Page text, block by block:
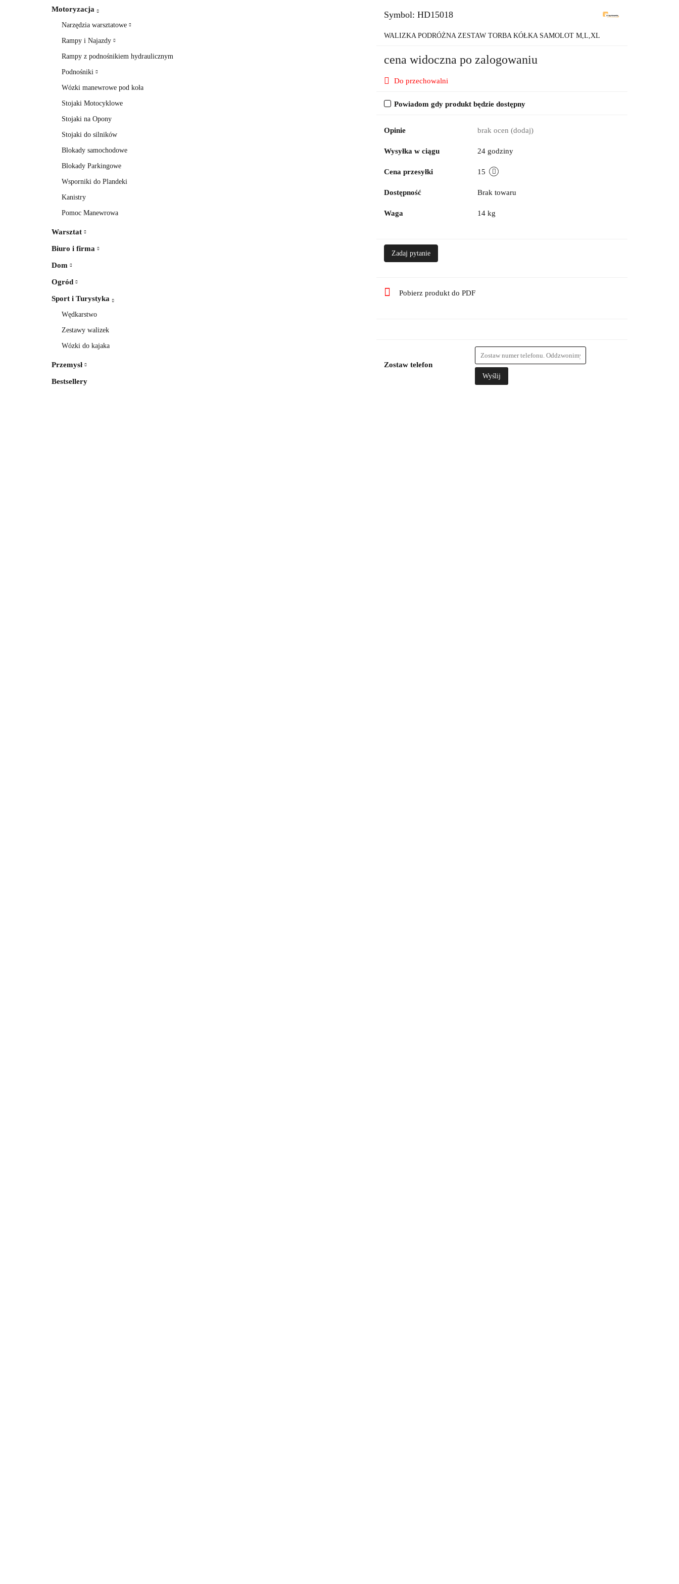
Motoryzacja
Narzędzia warsztatowe
Rampy i Najazdy
Rampy z podnośnikiem hydraulicznym
Podnośniki
Wózki manewrowe pod koła
Stojaki Motocyklowe
Stojaki na Opony
Stojaki do silników
Blokady samochodowe
Blokady Parkingowe
Wsporniki do Plandeki
Kanistry
Pomoc Manewrowa
Warsztat
Biuro i firma
Dom
Ogród
Sport i Turystyka
Wędkarstwo
Zestawy walizek
Wózki do kajaka
Przemysł
Bestsellery
Symbol:HD15018
WALIZKA PODRÓŻNA ZESTAW TORBA KÓŁKA SAMOLOT M,L,XL
cena widoczna po zalogowaniu
Do przechowalni
Powiadom gdy produkt będzie dostępny
Opinie brak ocen(dodaj)
Wysyłka w ciągu 24 godziny
Cena przesyłki 15
Dostępność Brak towaru
Waga 14 kg
Zadaj pytanie
Pobierz produkt do PDF
Zostaw telefon
Wyślij